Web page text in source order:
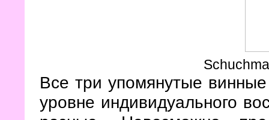
Все три упомянутые
уровне индивидуального